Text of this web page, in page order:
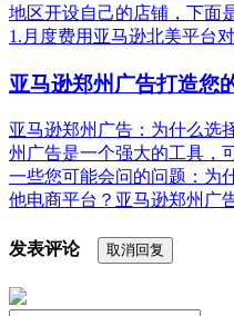
地区开设自己的店铺，下面
1.月度费用亚马逊北美平台
亚马逊郑州广告打造您
亚马逊郑州广告：为什么选
州广告是一个强大的工具，
一些您可能会问的问题：为
他电商平台？亚马逊郑州广
发表评论 取消回复